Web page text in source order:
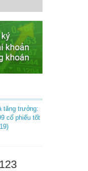
tăng trưởng:
cổ phiếu tốt